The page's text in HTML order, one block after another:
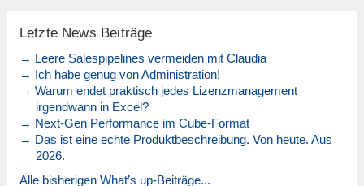
Letzte News Beiträge
→ Leere Salespipelines vermeiden mit Claudia
→ Ich habe genug von Administration!
→ Warum endet praktisch jedes Lizenzmanagement
irgendwann in Excel?
→ Next-Gen Performance im Cube-Format
→ Das ist eine echte Produktbeschreibung. Von heute. Aus
2026.
Alle bisherigen What’s up-Beiträge...